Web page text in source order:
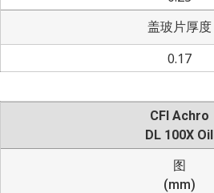
盖玻片厚度
0.17
CFI Achro
DL 100X Oil
图
(mm)